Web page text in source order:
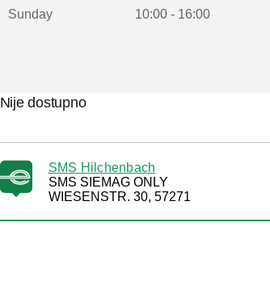
Sunday 10:00 - 16:00
Nije dostupno
SMS Hilchenbach
SMS SIEMAG ONLY
WIESENSTR. 30, 57271